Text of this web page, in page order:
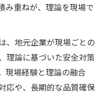
み重ねが、理論を現場で
、地元企業が現場ごとの
理論に基づいた安全対策
現場経験と理論の融合
応や、長期的な品質確保